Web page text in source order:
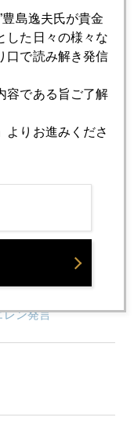
イス
日本株売り
で理性回復
レン発言
島逸夫氏が貴金
した日々の様々な
口で読み解き発信
容である旨ご了解
よりお進みくださ